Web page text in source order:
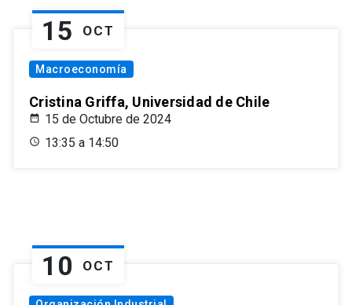
15 OCT
Macroeconomía
Cristina Griffa, Universidad de Chile
15 de Octubre de 2024
13:35 a 14:50
10 OCT